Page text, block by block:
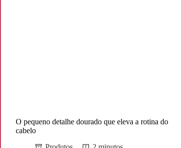
O pequeno detalhe dourado que eleva a rotina do
cabelo